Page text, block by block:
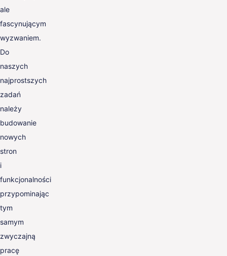
ale
fascynującym
wyzwaniem.
Do
naszych
najprostszych
zadań
należy
budowanie
nowych
stron
i
funkcjonalności
przypominając
tym
samym
zwyczajną
pracę